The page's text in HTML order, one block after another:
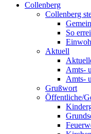
Collenberg
Collenberg
So
Aktuell
Amts-
Amts-
Grußwort
Öffentliche/